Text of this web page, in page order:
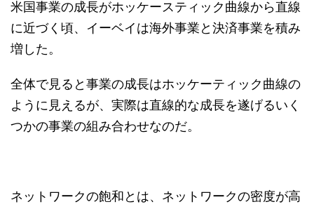
米国事業の成長がホッケースティック曲線から直線
に近づく頃、イーベイは海外事業と決済事業を積み
増した。
全体で見ると事業の成長はホッケーティック曲線の
ように見えるが、実際は直線的な成長を遂げるいく
つかの事業の組み合わせなのだ。
ネットワークの飽和とは、ネットワークの密度が高